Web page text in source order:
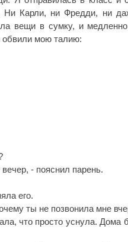
Ни Карли, ни Фредди, ни
вещи в сумку, и
обвили мою талию:
- пояснил парень.
его.
ты не позвонила мне
что просто уснула. Дома